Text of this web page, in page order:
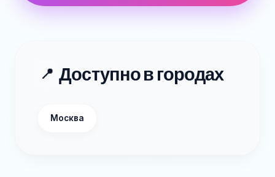
📍 Доступно в городах
Москва